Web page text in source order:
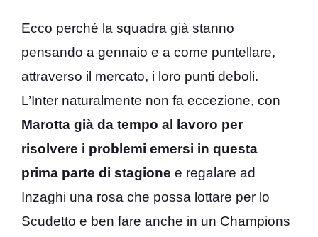
Ecco perché la squadra già stanno
pensando a gennaio e a come puntellare,
attraverso il mercato, i loro punti deboli.
L’Inter naturalmente non fa eccezione, con
Marotta già da tempo al lavoro per
risolvere i problemi emersi in questa
prima parte di stagione e regalare ad
Inzaghi una rosa che possa lottare per lo
Scudetto e ben fare anche in un Champions